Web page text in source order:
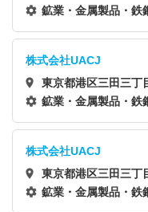
ガーデンタワー
鉱業・金属製品・鉄
株式会社UACJ
東京都港区三田三
ガーデンタワー
鉱業・金属製品・鉄
株式会社UACJ
東京都港区三田三
ガーデンタワー
鉱業・金属製品・鉄